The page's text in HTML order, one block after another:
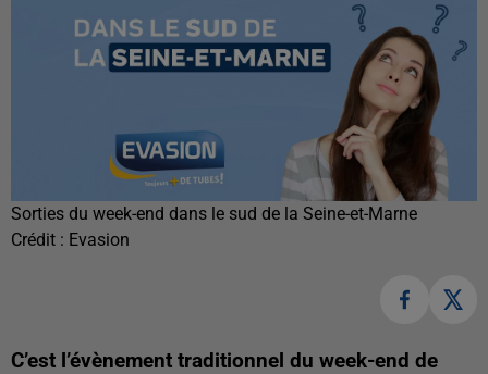
Sorties du week-end dans le sud de la Seine-et-Marne
Crédit : Evasion
C’est l’évènement traditionnel du week-end de